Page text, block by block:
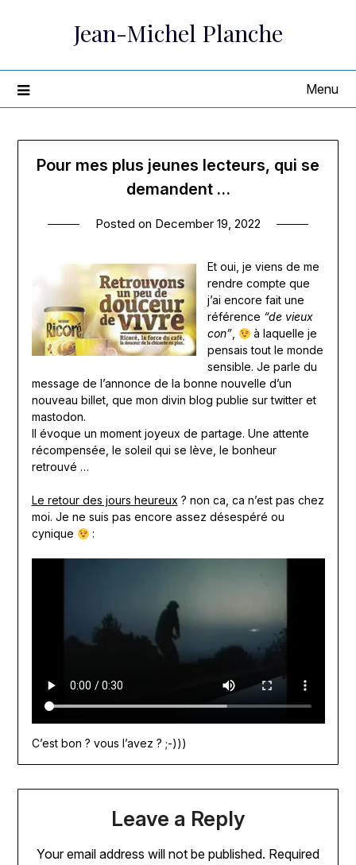
Jean-Michel Planche
Menu
Pour mes plus jeunes lecteurs, qui se
demandent …
Posted on December 19, 2022
Et oui, je viens de me
rendre compte que
j’ai encore fait une
référence “de vieux
con”,
à laquelle je
pensais tout le monde
sensible. Je parle du
message de l’annonce de la bonne nouvelle d’un
nouveau billet, que mon divin blog publie sur twitter et
mastodon.
Il évoque un moment joyeux de partage. Une attente
récompensée, le soleil qui se lève, le bonheur
retrouvé …
Le retour des jours heureux ? non ca, ca n’est pas chez
moi. Je ne suis pas encore assez désespéré ou
cynique
:
C’est bon ? vous l’avez ? ;-)))
Leave a Reply
Your email address will not be published. Required